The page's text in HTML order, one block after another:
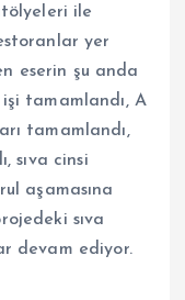
ile
yer
eserin şu anda
tamamlandı, A
tamamlandı,
sıva cinsi
aşamasına
sıva
devam ediyor.